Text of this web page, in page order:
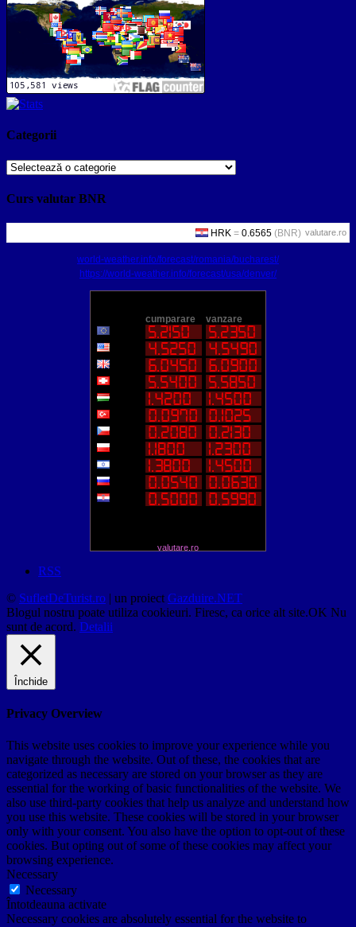
Categorii
Categorii
Curs valutar BNR
valutare.ro
world-weather.info/forecast/romania/bucharest/
https://world-weather.info/forecast/usa/denver/
valutare.ro
RSS
© SufletDeTurist.ro | un proiect Gazduire.NET
Blogul nostru poate utiliza cookieuri. Firesc, ca orice alt site.OK Nu
sunt de acord. Detalii
Închide
Privacy Overview
This website uses cookies to improve your experience while you
navigate through the website. Out of these, the cookies that are
categorized as necessary are stored on your browser as they are
essential for the working of basic functionalities of the website. We
also use third-party cookies that help us analyze and understand how
you use this website. These cookies will be stored in your browser
only with your consent. You also have the option to opt-out of these
cookies. But opting out of some of these cookies may affect your
browsing experience.
Necessary
Necessary
Întotdeauna activate
Necessary cookies are absolutely essential for the website to